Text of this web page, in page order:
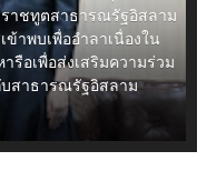
ครราชทูตสาธารณรัฐอิสลาม
าพบเพื่ออำลาเนื่องใน
รือเพื่อส่งเสริมความร่วม
สาธารณรัฐอิสลาม